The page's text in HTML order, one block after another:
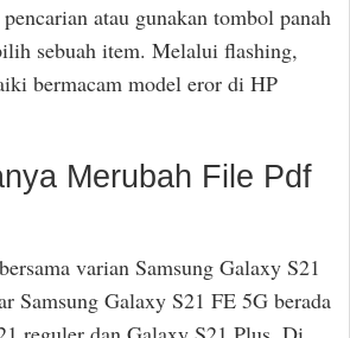
atau gunakan tombol panah
sebuah item. Melalui flashing,
bermacam model eror di HP
Merubah File Pdf
varian Samsung Galaxy S21
Samsung Galaxy S21 FE 5G berada